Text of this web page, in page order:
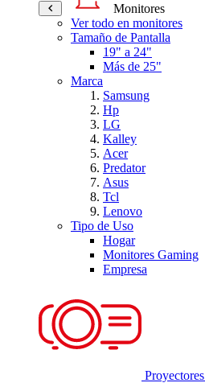
Monitores
Ver todo en monitores
Tamaño de Pantalla
19" a 24"
Más de 25"
Marca
Samsung
Hp
LG
Kalley
Acer
Predator
Asus
Tcl
Lenovo
Tipo de Uso
Hogar
Monitores Gaming
Empresa
Proyectores